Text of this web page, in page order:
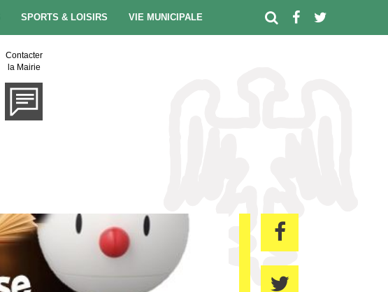
SPORTS & LOISIRS VIE MUNICIPALE
Contacter
la Mairie